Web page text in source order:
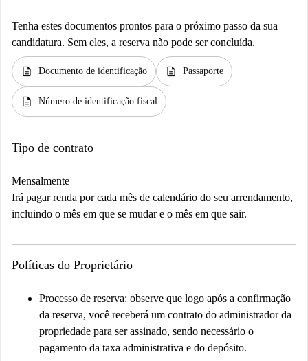
Tenha estes documentos prontos para o próximo passo da sua
candidatura. Sem eles, a reserva não pode ser concluída.
description Documento de identificação description Passaporte
description Número de identificação fiscal
Tipo de contrato
Mensalmente
Irá pagar renda por cada mês de calendário do seu arrendamento,
incluindo o mês em que se mudar e o mês em que sair.
Políticas do Proprietário
Processo de reserva: observe que logo após a confirmação
da reserva, você receberá um contrato do administrador da
propriedade para ser assinado, sendo necessário o
pagamento da taxa administrativa e do depósito.